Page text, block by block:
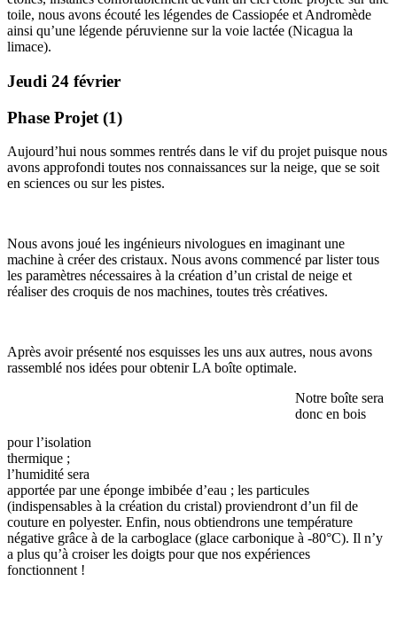
toile, nous avons écouté les légendes de Cassiopée et Andromède
ainsi qu’une légende péruvienne sur la voie lactée (Nicagua la
limace).
Jeudi 24 février
Phase Projet (1)
Aujourd’hui nous sommes rentrés dans le vif du projet puisque nous
avons approfondi toutes nos connaissances sur la neige, que se soit
en sciences ou sur les pistes.
Nous avons joué les ingénieurs nivologues en imaginant une
machine à créer des cristaux. Nous avons commencé par lister tous
les paramètres nécessaires à la création d’un cristal de neige et
réaliser des croquis de nos machines, toutes très créatives.
Après avoir présenté nos esquisses les uns aux autres, nous avons
rassemblé nos idées pour obtenir LA boîte optimale.
Notre boîte sera
donc en bois
pour l’isolation
thermique ;
l’humidité sera
apportée par une éponge imbibée d’eau ; les particules
(indispensables à la création du cristal) proviendront d’un fil de
couture en polyester. Enfin, nous obtiendrons une température
négative grâce à de la carboglace (glace carbonique à -80°C). Il n’y
a plus qu’à croiser les doigts pour que nos expériences
fonctionnent !